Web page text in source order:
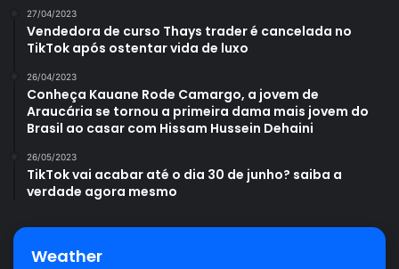
27/04/2023
Vendedora de curso Thays trader é cancelada no
TikTok após ostentar vida de luxo
26/04/2023
Conheça Kauane Rode Camargo, a jovem de
Araucária se tornou a primeira dama mais jovem do
Brasil ao casar com Hissam Hussein Dehaini
26/05/2023
TikTok vai acabar até o dia 30 de junho? saiba a
verdade agora mesmo
Weather